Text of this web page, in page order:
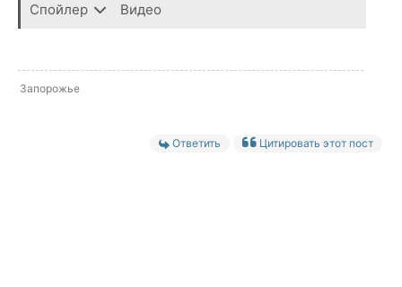
Спойлер Видео
Запорожье
Ответить Цитировать этот пост